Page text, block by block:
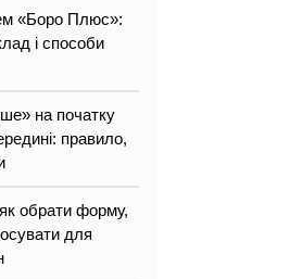
«Боро Плюс»:
і способи
на початку
правило,
обрати форму,
для